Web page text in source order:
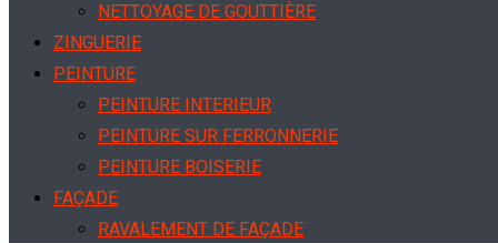
NETTOYAGE DE GOUTTIÈRE
ZINGUERIE
PEINTURE
PEINTURE INTERIEUR
PEINTURE SUR FERRONNERIE
PEINTURE BOISERIE
FAÇADE
RAVALEMENT DE FAÇADE